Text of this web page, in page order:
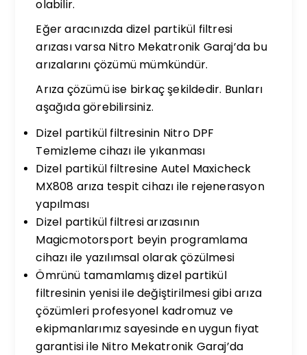
olabilir.
Eğer aracınızda dizel partikül filtresi
arızası varsa Nitro Mekatronik Garaj’da bu
arızalarını çözümü mümkündür.
Arıza çözümü ise birkaç şekildedir. Bunları
aşağıda görebilirsiniz.
Dizel partikül filtresinin Nitro DPF
Temizleme cihazı ile yıkanması
Dizel partikül filtresine Autel Maxicheck
MX808 arıza tespit cihazı ile rejenerasyon
yapılması
Dizel partikül filtresi arızasının
Magicmotorsport beyin programlama
cihazı ile yazılımsal olarak çözülmesi
Ömrünü tamamlamış dizel partikül
filtresinin yenisi ile değiştirilmesi gibi arıza
çözümleri profesyonel kadromuz ve
ekipmanlarımız sayesinde en uygun fiyat
garantisi ile Nitro Mekatronik Garaj’da